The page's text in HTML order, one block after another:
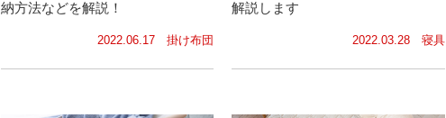
納方法などを解説！
2022.06.17 掛け布団
解説します
2022.03.28 寝具